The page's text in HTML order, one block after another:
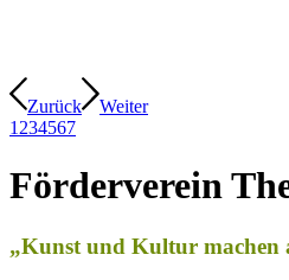
Zurück
Weiter
1 234567
Förderverein
„Kunst und Kul­tur machen